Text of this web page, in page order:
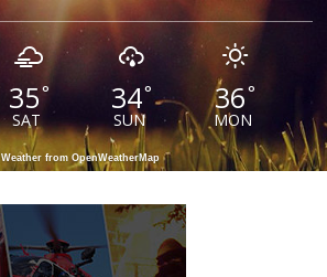
35°
SAT
34°
SUN
36°
MON
Weather from OpenWeatherMap